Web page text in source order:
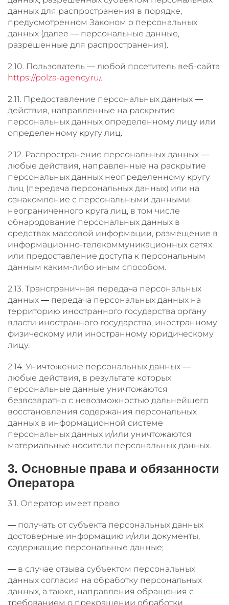
данных для распространения в порядке,
предусмотренном Законом о персональных
данных (далее — персональные данные,
разрешенные для распространения).
2.10. Пользователь — любой посетитель веб-сайта
https://polza-agency.ru/.
2.11. Предоставление персональных данных —
действия, направленные на раскрытие
персональных данных определенному лицу или
определенному кругу лиц.
2.12. Распространение персональных данных —
любые действия, направленные на раскрытие
персональных данных неопределенному кругу
лиц (передача персональных данных) или на
ознакомление с персональными данными
неограниченного круга лиц, в том числе
обнародование персональных данных в
средствах массовой информации, размещение в
информационно-телекоммуникационных сетях
или предоставление доступа к персональным
данным каким-либо иным способом.
2.13. Трансграничная передача персональных
данных — передача персональных данных на
территорию иностранного государства органу
власти иностранного государства, иностранному
физическому или иностранному юридическому
лицу.
2.14. Уничтожение персональных данных —
любые действия, в результате которых
персональные данные уничтожаются
безвозвратно с невозможностью дальнейшего
восстановления содержания персональных
данных в информационной системе
персональных данных и/или уничтожаются
материальные носители персональных данных.
3. Основные права и обязанности
Оператора
3.1. Оператор имеет право:
— получать от субъекта персональных данных
достоверные информацию и/или документы,
содержащие персональные данные;
— в случае отзыва субъектом персональных
данных согласия на обработку персональных
данных, а также, направления обращения с
требованием о прекращении обработки